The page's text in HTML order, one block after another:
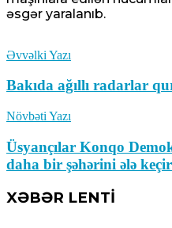
əsgər yaralanıb.
Əvvəlki Yazı
Bakıda ağıllı radarlar
Növbəti Yazı
Üsyançılar Konqo
daha bir şəhərini ələ
XƏBƏR LENTİ